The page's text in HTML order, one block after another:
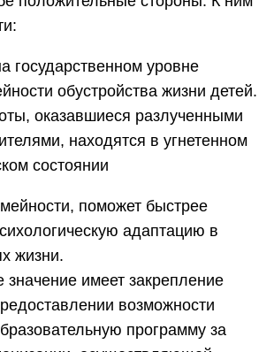
государственном уровне
обустройства жизни детей.
оказавшиеся разлученными
находятся в угнетенном
состоянии
поможет быстрее
адаптацию в
жизни.
имеет закрепление
возможности
программу за